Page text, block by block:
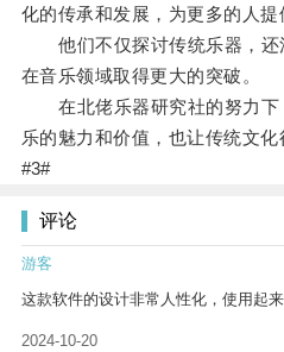
化的传承和发展，为更多的人提
他们不仅探讨传统乐器，还
在音乐领域取得更大的突破。
在北佬乐器研究社的努力下
乐的魅力和价值，也让传统文化
#3#
评论
游客
这款软件的设计非常人性化，使用起来
2024-10-20